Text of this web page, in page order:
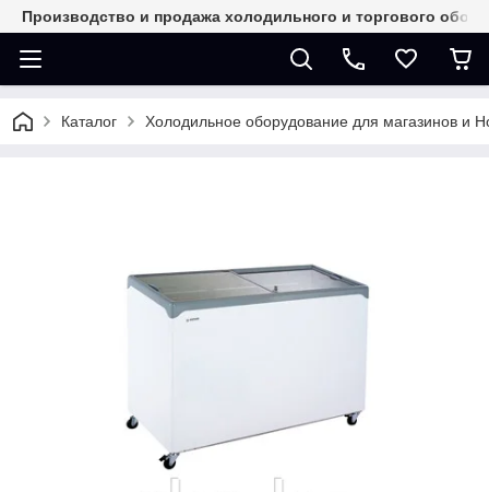
Производство и продажа холодильного и торгового
Каталог Холодильное оборудование для магазинов и